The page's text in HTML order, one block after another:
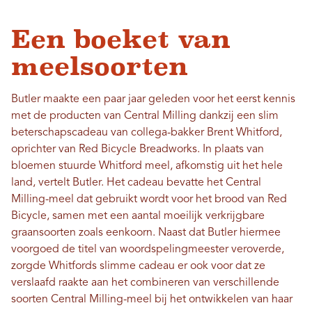
Een boeket van
meelsoorten
Butler maakte een paar jaar geleden voor het eerst kennis
met de producten van Central Milling dankzij een slim
beterschapscadeau van collega-bakker Brent Whitford,
oprichter van Red Bicycle Breadworks. In plaats van
bloemen stuurde Whitford meel, afkomstig uit het hele
land, vertelt Butler. Het cadeau bevatte het Central
Milling-meel dat gebruikt wordt voor het brood van Red
Bicycle, samen met een aantal moeilijk verkrijgbare
graansoorten zoals eenkoorn. Naast dat Butler hiermee
voorgoed de titel van woordspelingmeester veroverde,
zorgde Whitfords slimme cadeau er ook voor dat ze
verslaafd raakte aan het combineren van verschillende
soorten Central Milling-meel bij het ontwikkelen van haar